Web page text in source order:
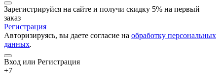
Зарегистрируйся на сайте и получи скидку 5% на первый
заказ
Регистрация
Авторизируясь, вы даете согласие на обработку персональных
данных.
Вход или Регистрация
+7